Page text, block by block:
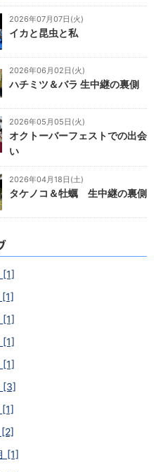
2026年07月07日(火)
イカと昆虫と私
2026年06月02日(火)
ハチミツ＆バラ 生中継の裏側
2026年05月05日(火)
オクトーバーフェストでの出会
い
2026年04月18日(土)
タケノコ＆牡蠣 生中継の裏側
[1]
[1]
[1]
[1]
[1]
[3]
[1]
[2]
[1]